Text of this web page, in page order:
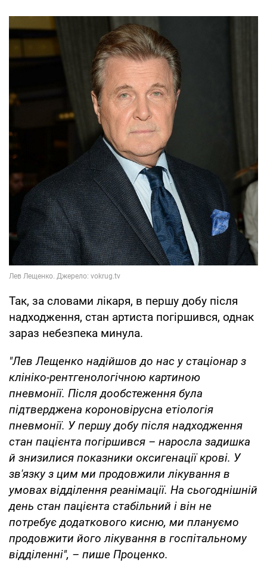
Так, за словами лікаря, в першу добу після
надходження, стан артиста погіршився, однак
зараз небезпека минула.
"Лев Лещенко надійшов до нас у стаціонар з
клініко-рентгенологічною картиною
пневмонії. Після дообстеження була
підтверджена короновірусна етіологія
пневмонії. У першу добу після надходження
стан пацієнта погіршився – наросла задишка
й знизилися показники оксигенації крові. У
зв'язку з цим ми продовжили лікування в
умовах відділення реанімації. На сьогоднішній
день стан пацієнта стабільний і він не
потребує додаткового кисню, ми плануємо
продовжити його лікування в госпітальному
відділенні", – пише Проценко.